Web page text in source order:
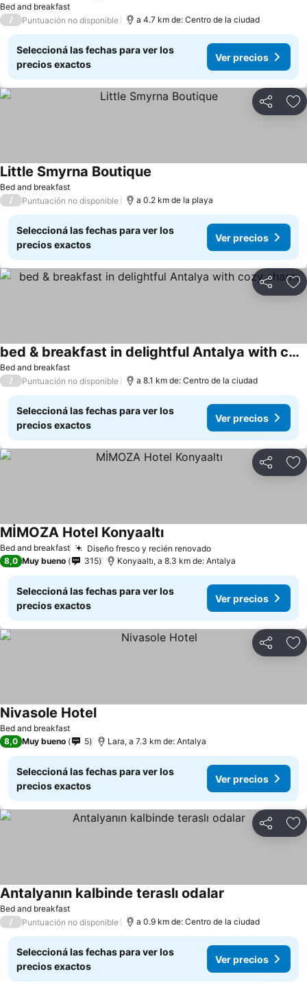
Bed and breakfast
/ Puntuación no disponible a 4.7 km de: Centro de la ciudad
Seleccioná las fechas para ver los
precios exactos
Ver precios
Compartir
Bed and breakfast
Little Smyrna Boutique
/ Puntuación no disponible a 0.2 km de la playa
Seleccioná las fechas para ver los
precios exactos
Ver precios
Compartir
Bed and breakfast
bed & breakfast in delightful Antalya with cozy charm
/ Puntuación no disponible a 8.1 km de: Centro de la ciudad
Seleccioná las fechas para ver los
precios exactos
Ver precios
Compartir
Bed and breakfast Diseño fresco y recién renovado
MİMOZA Hotel Konyaaltı
8,0 Muy bueno 315 Konyaaltı, a 8.3 km de: Antalya
Seleccioná las fechas para ver los
precios exactos
Ver precios
Compartir
Bed and breakfast
Nivasole Hotel
8,0 Muy bueno 5 Lara, a 7.3 km de: Antalya
Seleccioná las fechas para ver los
precios exactos
Ver precios
Compartir
Bed and breakfast
Antalyanın kalbinde teraslı odalar
/ Puntuación no disponible a 0.9 km de: Centro de la ciudad
Seleccioná las fechas para ver los
precios exactos
Ver precios